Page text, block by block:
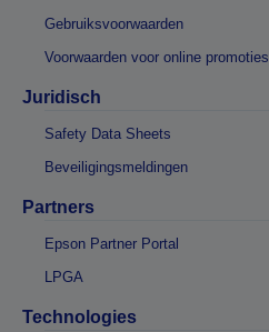
Gebruiksvoorwaarden
Voorwaarden voor online promoties
Juridisch
Safety Data Sheets
Beveiligingsmeldingen
Partners
Epson Partner Portal
LPGA
Technologies